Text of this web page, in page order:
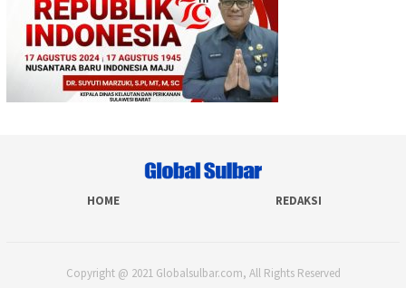
HOME REDAKSI
Copyright @ 2021 Globalsulbar.com, All Rights Reserved